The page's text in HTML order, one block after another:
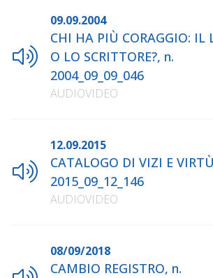
09.09.2004
CHI HA PIÙ CORAGGIO: IL
O LO SCRITTORE?, n.
2004_09_09_046
AUDIOVIDEO
12.09.2015
CATALOGO DI VIZI E
2015_09_12_146
AUDIOVIDEO
08/09/2018
CAMBIO REGISTRO, n.